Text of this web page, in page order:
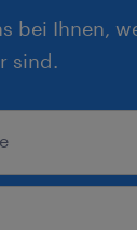
bei Ihnen,
sind.